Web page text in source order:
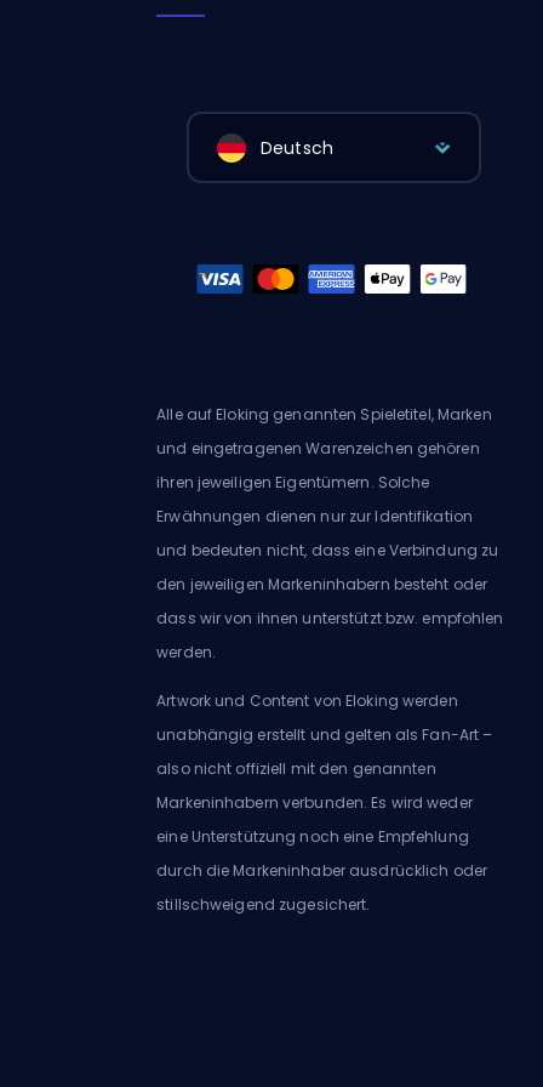
Deutsch
Alle auf Eloking genannten Spieletitel, Marken
und eingetragenen Warenzeichen gehören
ihren jeweiligen Eigentümern. Solche
Erwähnungen dienen nur zur Identifikation
und bedeuten nicht, dass eine Verbindung zu
den jeweiligen Markeninhabern besteht oder
dass wir von ihnen unterstützt bzw. empfohlen
werden.
Artwork und Content von Eloking werden
unabhängig erstellt und gelten als Fan-Art –
also nicht offiziell mit den genannten
Markeninhabern verbunden. Es wird weder
eine Unterstützung noch eine Empfehlung
durch die Markeninhaber ausdrücklich oder
stillschweigend zugesichert.